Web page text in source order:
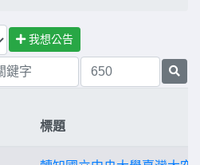
我想公告
標題